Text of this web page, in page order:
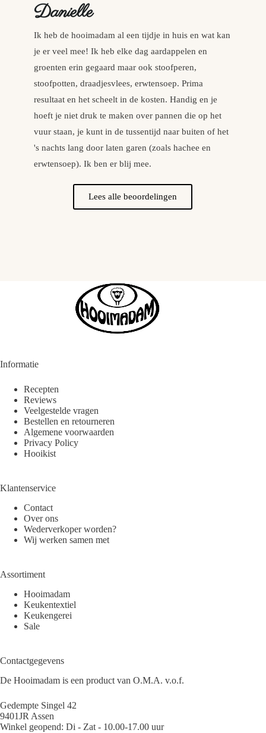
Danielle
Ik heb de hooimadam al een tijdje in huis en wat kan
je er veel mee! Ik heb elke dag aardappelen en
groenten erin gegaard maar ook stoofperen,
stoofpotten, draadjesvlees, erwtensoep. Prima
resultaat en het scheelt in de kosten. Handig en je
hoeft je niet druk te maken over pannen die op het
vuur staan, je kunt in de tussentijd naar buiten of het
's nachts lang door laten garen (zoals hachee en
erwtensoep). Ik ben er blij mee.
Lees alle beoordelingen
Informatie
Recepten
Reviews
Veelgestelde vragen
Bestellen en retourneren
Algemene voorwaarden
Privacy Policy
Hooikist
Klantenservice
Contact
Over ons
Wederverkoper worden?
Wij werken samen met
Assortiment
Hooimadam
Keukentextiel
Keukengerei
Sale
Contactgegevens
De Hooimadam is een product van O.M.A. v.o.f.
Gedempte Singel 42
9401JR Assen
Winkel geopend: Di - Zat - 10.00-17.00 uur